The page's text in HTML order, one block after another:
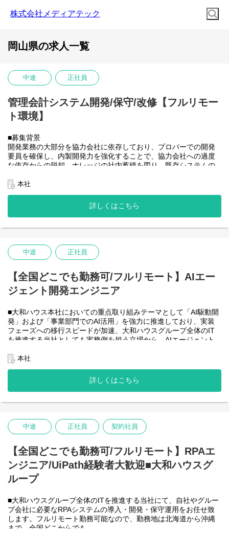
株式会社メディアテック
岡山県の求人一覧
中途 正社員
管理会計システム開発/保守/改修【フルリモー
ト環境】
■募集背景
開発業務の大部分を協力会社に依存しており、プロパーでの開発
要員を確保し、内製開発力を強化することで、協力会社への過度
な依存からの脱却、ナレッジの社内蓄積を図り、既存システムの
応できるチームへと成長させていきたい。
■業務内容
大和ハウスグループ全体のITを推進する当社にて、グループ会社
(大和ハウス含)の社内システム開発、改修に携わって頂きます。
・HTML5 アプリケーション（JavaScript / jQuery / Vue.js）を用い
・CAP（Cloud Application Programming Model / Node.js）および
OData を用いたデータアクセス・バックエンド開発・保守
・SAP HANA SQL / Calculation View / Procedure によるデータモ
デリング・DB開発
国どこからでも働いていただけます。
入社日以外の出社は基本的にないので、入社後の勤務地は問いま
せん。また、働く時間に制限もなく、月160時間の勤務で、午前5
時～22時までの間であれば、自由な時間に働いていただけます。
児、介護などとの両立も可能です。社員が仕事をしやすい環境を
本社
詳しくはこちら
中途 正社員
【全国どこでも勤務可/フルリモート】AIエー
ジェント開発エンジニア
■大和ハウス本社においての重点取り組みテーマとして「AI駆動開
発」および「事業部門でのAI活用」を強力に推進しており、実装
フェーズへの移行スピードが加速、大和ハウスグループ全体のIT
を推進する当社としても実務側を担う立場から、AIエージェント
務としチームの拡大を図っています。
なお、フルリモート勤務可能なので、勤務地は北海道から沖縄ま
で、日本全国どこからでも働いていただけます。
入社日以外の出社は年１～４回程度なので、入社後の勤務地は国
また、働く時間に制限もなく、月160時間の勤務で、午前５時～２
を途中で中断したり、働く時間を調整できるので、家事、育児、
介護などとの両立も可能です。社員が仕事をしやすい環境を整え
フレックスです。
●AIチーム(４名)●
業務内容
・Microsoft Copilot を利用したエージェント運用・管理
・生成AIを用いたAIエージェントの設計・開発・改善
・Azureを利用したAIエージェント基盤の構築・連携
・AIエージェントの運用支援
入社後は研修の後、チーム開発をベースにOJTを行いながら実案
本社
詳しくはこちら
中途 正社員 契約社員
【全国どこでも勤務可/フルリモート】RPAエ
ンジニア/UiPath経験者大歓迎■大和ハウスグ
ループ
■大和ハウスグループ全体のITを推進する当社にて、自社やグルー
プ会社に必要なRPAシステムの導入・開発・保守運用をお任せ致
します。フルリモート勤務可能なので、勤務地は北海道から沖縄
まで、全国どこからでも